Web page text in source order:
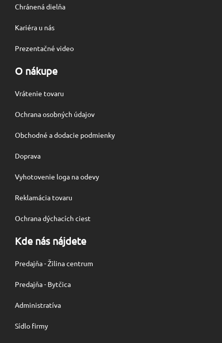
Chránená dielňa
Kariéra u nás
Prezentačné video
O nákupe
Vrátenie tovaru
Ochrana osobných údajov
Obchodné a dodacie podmienky
Doprava
Vyhotovenie loga na odevy
Reklamácia tovaru
Ochrana dýchacích ciest
Kde nás nájdete
Predajňa - Žilina centrum
Predajňa - Bytčica
Administratíva
Sídlo firmy